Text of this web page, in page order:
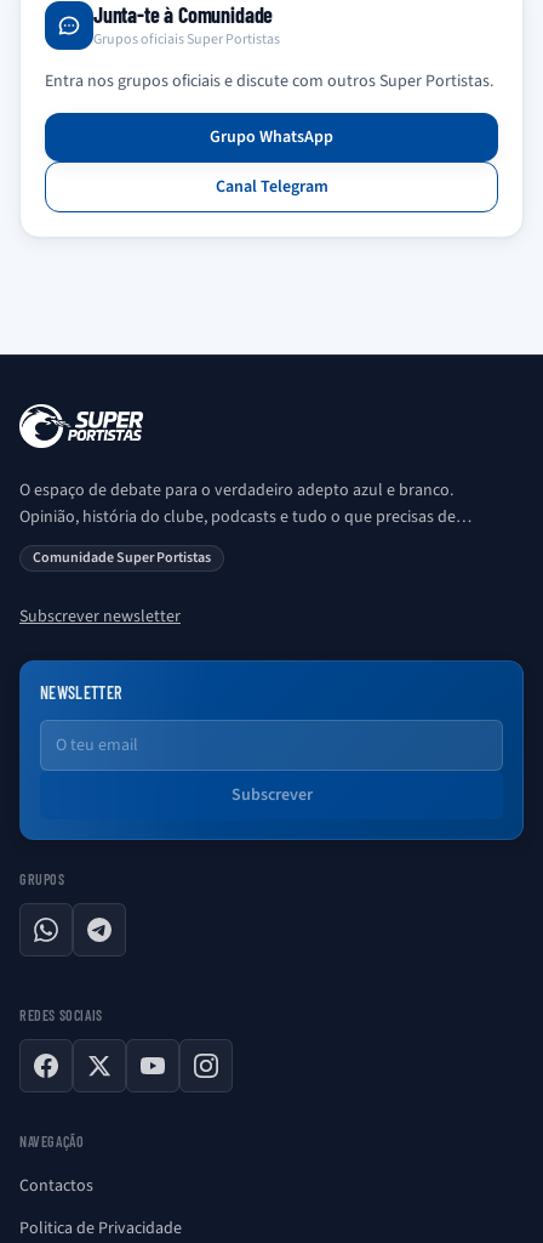
Junta-te à Comunidade
Grupos oficiais Super Portistas
Entra nos grupos oficiais e discute com outros Super Portistas.
Grupo WhatsApp
Canal Telegram
O espaço de debate para o verdadeiro adepto azul e branco.
Opinião, história do clube, podcasts e tudo o que precisas de
saber sobre o universo Porto. Ser Porto é aqui!
Comunidade Super Portistas
Subscrever newsletter
NEWSLETTER
Email
Subscrever
GRUPOS
WhatsAppTelegram
REDES SOCIAIS
Facebook
X YouTubeInstagram
NAVEGAÇÃO
Contactos
Politica de Privacidade